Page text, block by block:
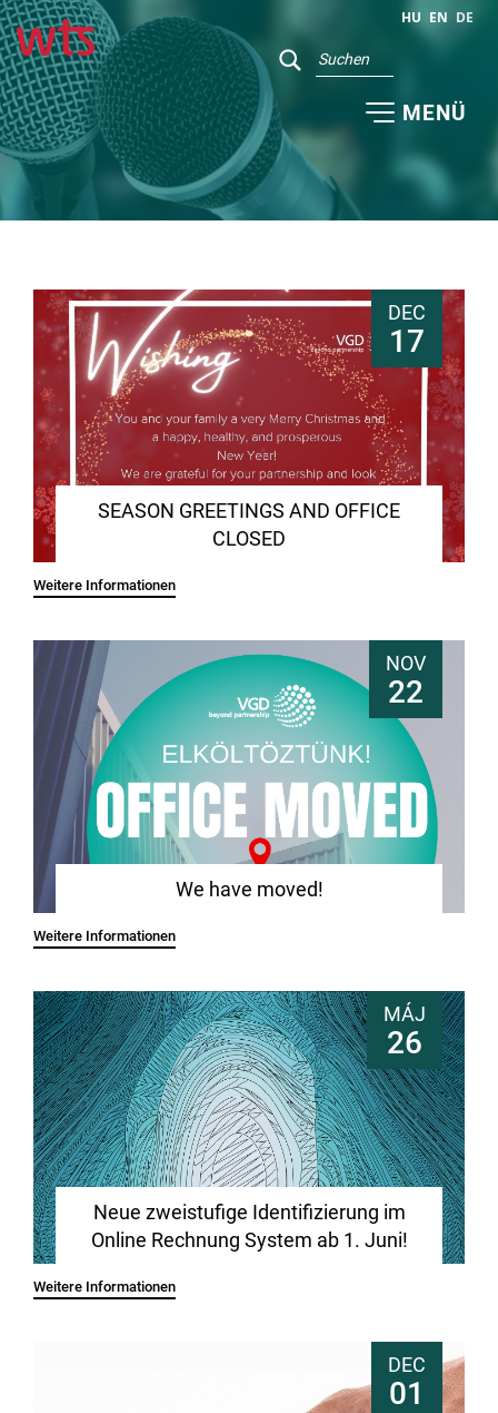
HU EN DE
MENÜ
DEC
17
SEASON GREETINGS AND OFFICE
CLOSED
Weitere Informationen
NOV
22
We have moved!
Weitere Informationen
MÁJ
26
Neue zweistufige Identifizierung im
Online Rechnung System ab 1. Juni!
Weitere Informationen
DEC
01